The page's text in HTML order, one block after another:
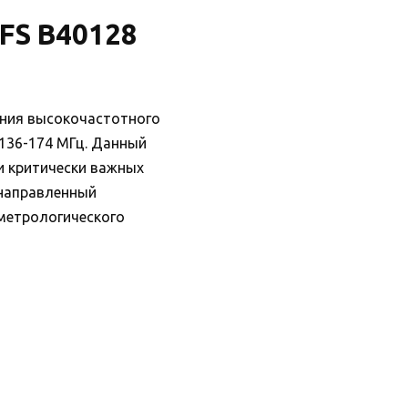
B40128
высокочастотного
174 МГц. Данный
критически важных